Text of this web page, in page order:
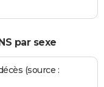
par sexe
(source :